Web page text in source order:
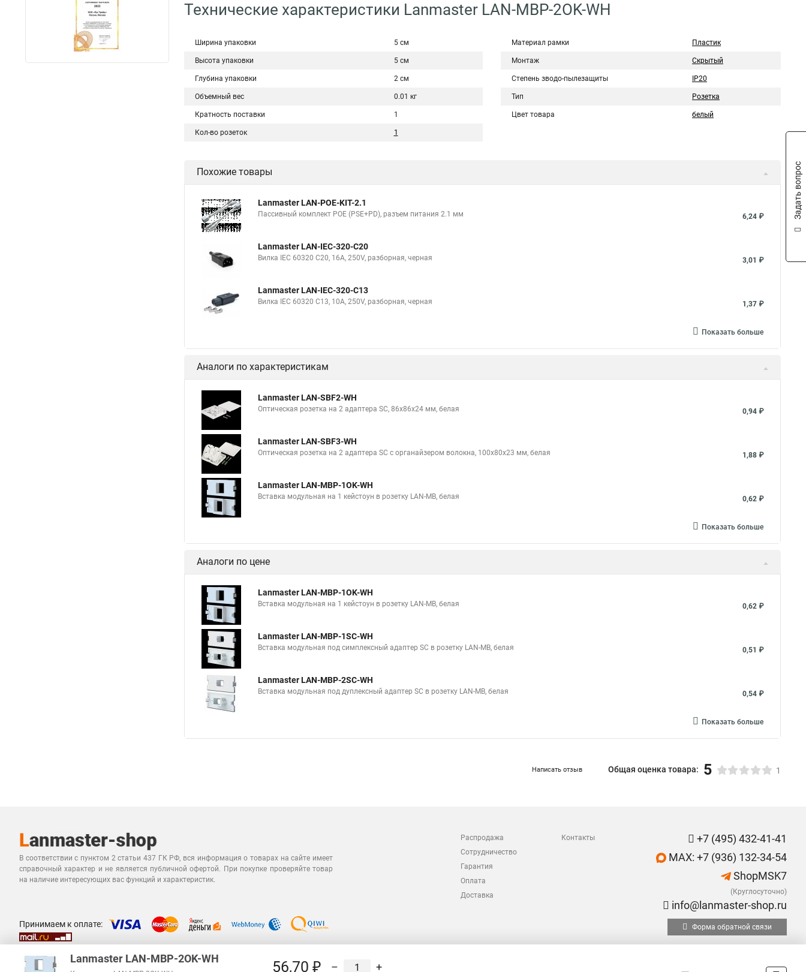
Технические характеристики Lanmaster LAN-MBP-2OK-WH
Ширина упаковки 5 см
Высота упаковки 5 см
Глубина упаковки 2 см
Объемный вес 0.01 кг
Кратность поставки 1
Кол-во розеток 1
Материал рамки Пластик
Монтаж Скрытый
Степень зводо-пылезащиты IP20
Тип Розетка
Цвет товара белый
Похожие товары
Lanmaster LAN-POE-KIT-2.1
Пассивный комплект POE (PSE+PD), разъем питания 2.1 мм 6,24 ₽
Lanmaster LAN-IEC-320-C20
Вилка IEC 60320 C20, 16A, 250V, разборная, черная 3,01 ₽
Lanmaster LAN-IEC-320-C13
Вилка IEC 60320 C13, 10A, 250V, разборная, черная 1,37 ₽
Показать больше
Аналоги по характеристикам
Lanmaster LAN-SBF2-WH
Оптическая розетка на 2 адаптера SC, 86х86х24 мм, белая 0,94 ₽
Lanmaster LAN-SBF3-WH
Оптическая розетка на 2 адаптера SC с органайзером волокна, 100х80х23 мм, белая 1,88 ₽
Lanmaster LAN-MBP-1OK-WH
Вставка модульная на 1 кейстоун в розетку LAN-MB, белая 0,62 ₽
Показать больше
Аналоги по цене
Lanmaster LAN-MBP-1OK-WH
Вставка модульная на 1 кейстоун в розетку LAN-MB, белая 0,62 ₽
Lanmaster LAN-MBP-1SC-WH
Вставка модульная под симплексный адаптер SC в розетку LAN-MB, белая 0,51 ₽
Lanmaster LAN-MBP-2SC-WH
Вставка модульная под дуплексный адаптер SC в розетку LAN-MB, белая 0,54 ₽
Показать больше
Написать отзыв Общая оценка товара: 5 1
В соответствии с пунктом 2 статьи 437 ГК РФ, вся информация о товарах на сайте имеет
справочный характер и не является публичной офертой. При покупке проверяйте товар
на наличие интересующих вас функций и характеристик.
Распродажа
Сотрудничество
Гарантия
Оплата
Доставка
Контакты
+7 (495) 432-41-41
MAX: +7 (936) 132-34-54
ShopMSK7
(Круглосуточно)
info@lanmaster-shop.ru
Принимаем к оплате: Форма обратной связи
Lanmaster LAN-MBP-2OK-WH 56,70 ₽ – +
Задать вопрос